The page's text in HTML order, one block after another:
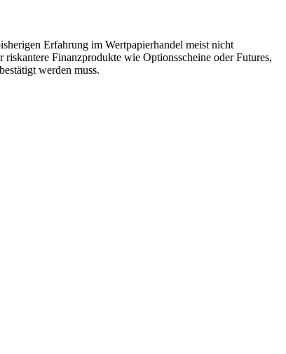
Erfahrung im Wertpapierhandel meist nicht
Finanzprodukte wie Optionsscheine oder Futures,
werden muss.